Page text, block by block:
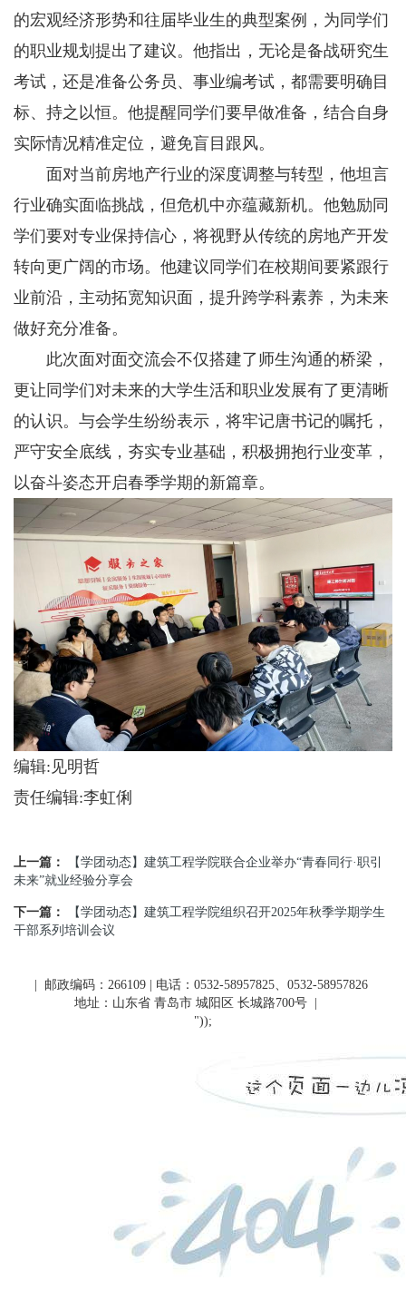
的宏观经济形势和往届毕业生的典型案例，为同学们
的职业规划提出了建议。他指出，无论是备战研究生
考试，还是准备公务员、事业编考试，都需要明确目
标、持之以恒。他提醒同学们要早做准备，结合自身
实际情况精准定位，避免盲目跟风。
面对当前房地产行业的深度调整与转型，他坦言
行业确实面临挑战，但危机中亦蕴藏新机。他勉励同
学们要对专业保持信心，将视野从传统的房地产开发
转向更广阔的市场。他建议同学们在校期间要紧跟行
业前沿，主动拓宽知识面，提升跨学科素养，为未来
做好充分准备。
此次面对面交流会不仅搭建了师生沟通的桥梁，
更让同学们对未来的大学生活和职业发展有了更清晰
的认识。与会学生纷纷表示，将牢记唐书记的嘱托，
严守安全底线，夯实专业基础，积极拥抱行业变革，
以奋斗姿态开启春季学期的新篇章。
编辑:见明哲
责任编辑:李虹俐
上一篇：
【学团动态】建筑工程学院联合企业举办“青春同行·职引
未来”就业经验分享会
下一篇：
【学团动态】建筑工程学院组织召开2025年秋季学期学生
干部系列培训会议
| 邮政编码：266109 | 电话：0532-58957825、0532-58957826
地址：山东省 青岛市 城阳区 长城路700号 |
"));